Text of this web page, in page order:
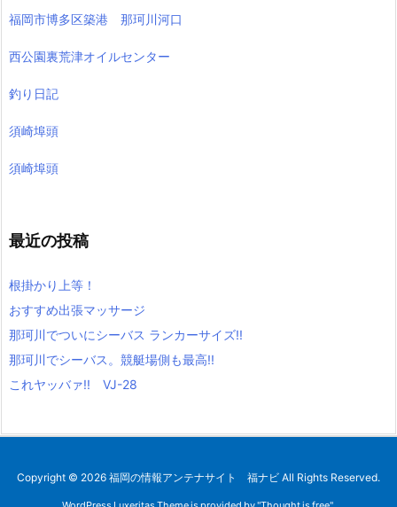
福岡市博多区築港 那珂川河口
西公園裏荒津オイルセンター
釣り日記
須崎埠頭
須崎埠頭
最近の投稿
根掛かり上等！
おすすめ出張マッサージ
那珂川でついにシーバス ランカーサイズ!!
那珂川でシーバス。競艇場側も最高!!
これヤッバァ!! VJ-28
Copyright © 2026 福岡の情報アンテナサイト 福ナビ All Rights Reserved.